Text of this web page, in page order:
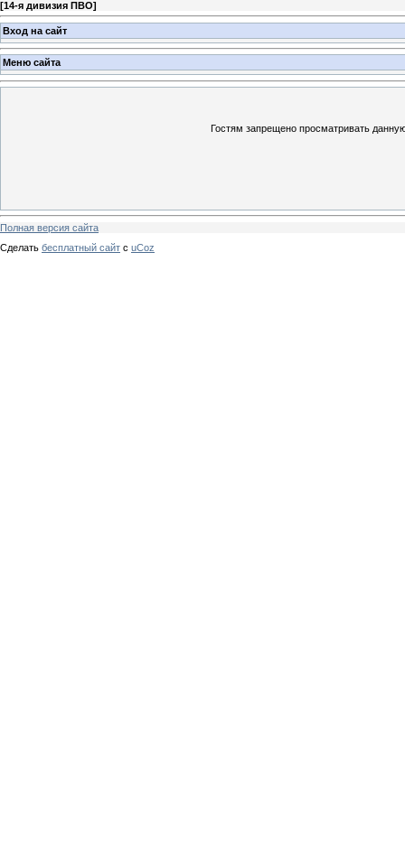
[14-я дивизия ПВО]
Вход на сайт
Меню сайта
Гостям запрещено просматривать
Полная версия сайта
Сделать бесплатный сайт с uCoz